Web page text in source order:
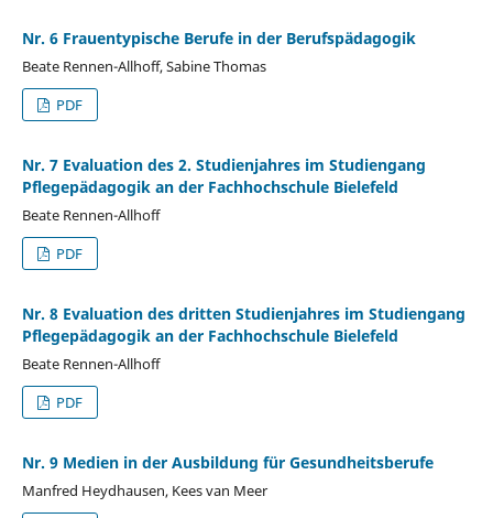
Nr. 6 Frauentypische Berufe in der Berufspädagogik
Beate Rennen-Allhoff, Sabine Thomas
PDF
Nr. 7 Evaluation des 2. Studienjahres im Studiengang
Pflegepädagogik an der Fachhochschule Bielefeld
Beate Rennen-Allhoff
PDF
Nr. 8 Evaluation des dritten Studienjahres im Studiengang
Pflegepädagogik an der Fachhochschule Bielefeld
Beate Rennen-Allhoff
PDF
Nr. 9 Medien in der Ausbildung für Gesundheitsberufe
Manfred Heydhausen, Kees van Meer